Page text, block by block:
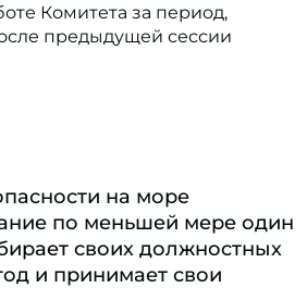
Комитета за период,
предыдущей сессии
на море
по меньшей мере один
своих должностных
и принимает свои